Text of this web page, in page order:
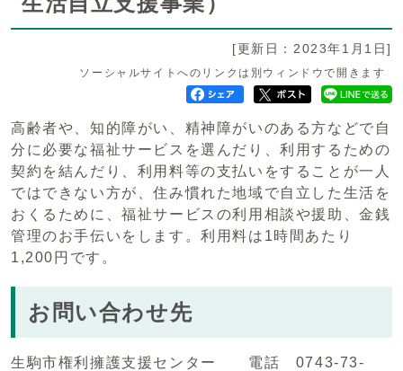
[更新日：2023年1月1日]
ソーシャルサイトへのリンクは別ウィンドウで開きます
高齢者や、知的障がい、精神障がいのある方などで自
分に必要な福祉サービスを選んだり、利用するための
契約を結んだり、利用料等の支払いをすることが一人
ではできない方が、住み慣れた地域で自立した生活を
おくるために、福祉サービスの利用相談や援助、金銭
管理のお手伝いをします。利用料は1時間あたり
1,200円です。
お問い合わせ先
生駒市権利擁護支援センター 電話 0743-73-